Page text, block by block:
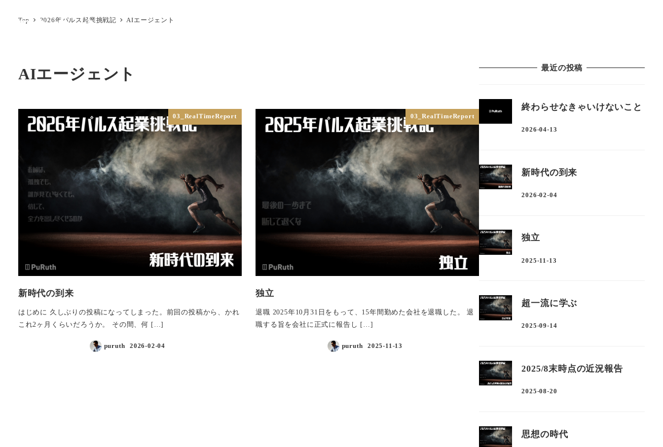
Top 2026年パルス起業挑戦記 AIエージェント
AIエージェント
03_RealTimeReport
新時代の到来
はじめに 久しぶりの投稿になってしまった。前回の投稿から、かれ
これ2ヶ月くらいだろうか。 その間、何 […]
puruth 2026-02-04
03_RealTimeReport
独立
退職 2025年10月31日をもって、15年間勤めた会社を退職した。 退
職する旨を会社に正式に報告し […]
puruth 2025-11-13
最近の投稿
終わらせなきゃいけないこと
2026-04-13
新時代の到来
2026-02-04
独立
2025-11-13
超一流に学ぶ
2025-09-14
2025/8末時点の近況報告
2025-08-20
思想の時代